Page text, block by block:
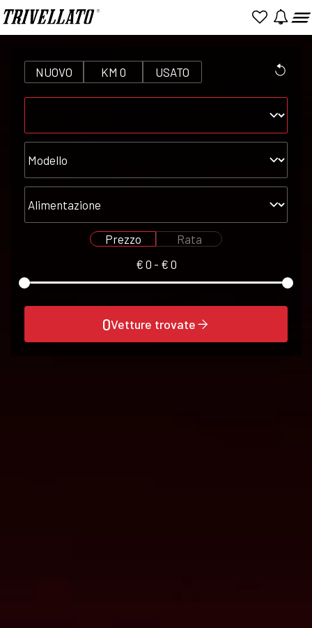
NUOVO KM 0 USATO
Prezzo
Rata
€ 0 - € 0
Seleziona
Seleziona
rata
0Vetture trovate